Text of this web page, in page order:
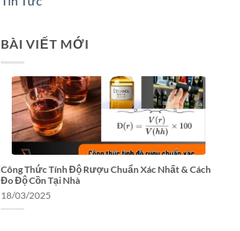
BÀI VIẾT MỚI
Công Thức Tính Độ Rượu Chuẩn Xác Nhất & Cách
Đo Độ Cồn Tại Nhà
18/03/2025